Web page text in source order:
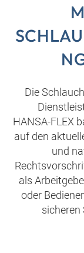
Die
HANSA‑FLEX
auf den
und
als
oder
sicheren